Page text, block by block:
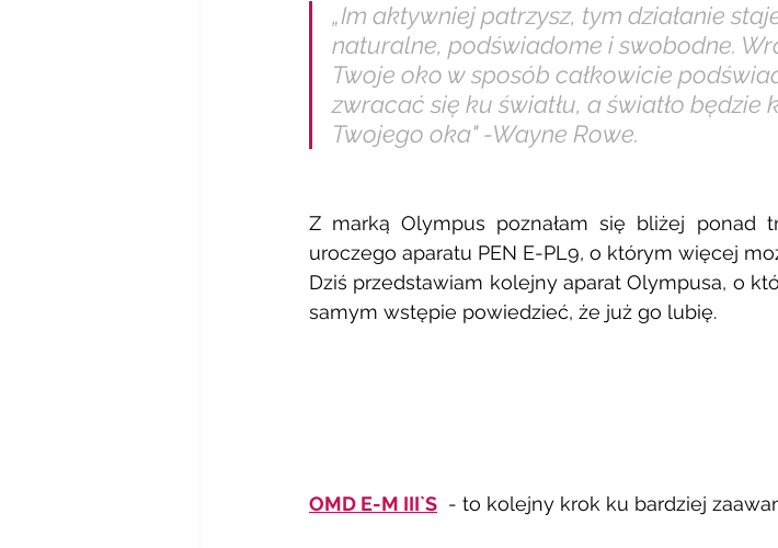
„Im aktywniej patrzysz, tym działanie
naturalne, podświadome i swobodne.
Twoje oko w sposób całkowicie
zwracać się ku światłu, a światło będzie
Twojego oka" -Wayne Rowe.
Z marką Olympus poznałam się bliżej ponad
uroczego aparatu PEN E-PL9, o którym więcej
Dziś przedstawiam kolejny aparat Olympusa, o
samym wstępie powiedzieć, że już go lubię.
OMD E-M III`S - to kolejny krok ku bardziej